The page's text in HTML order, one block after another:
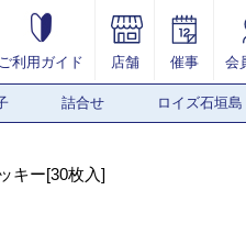
ご利用ガイド 店舗 催事 会
詰合せ ロイズ石垣島
キー[30枚入]